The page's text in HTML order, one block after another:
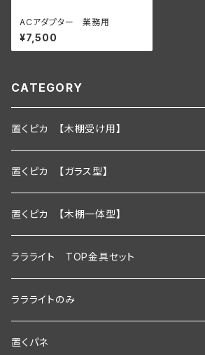
ACアダプター 業務用
¥7,500
CATEGORY
置くピカ 【木棚受け用】
600ｍｍ
900ｍｍ
1200ｍｍ
600ｍｍ以下
900ｍｍ以下
置くピカ 【ガラス型】
600ｍｍ
900ｍｍ
1200ｍｍ
600ｍｍ以下
置くピカ 【木棚一体型】
600mm
900mm
1200ｍｍ
ララライト TOP金具セット
600ｍｍ
900ｍｍ
ララライトのみ
600ｍｍ
置くパネ